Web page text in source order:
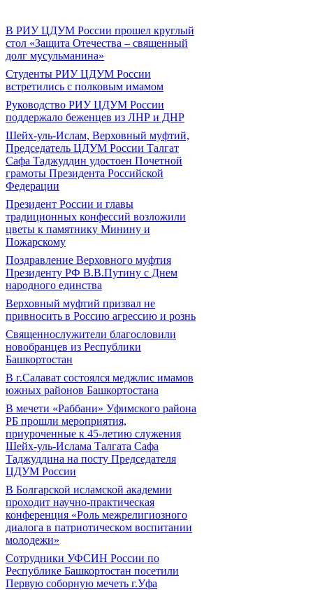
В РИУ ЦДУМ России прошел круглый
стол «Защита Отечества – священный
долг мусульманина»
Студенты РИУ ЦДУМ России
встретились с полковым имамом
Руководство РИУ ЦДУМ России
поддержало беженцев из ЛНР и ДНР
Шейх-уль-Ислам, Верховный муфтий,
Председатель ЦДУМ России Талгат
Сафа Таджуддин удостоен Почетной
грамоты Президента Российской
Федерации
Президент России и главы
традиционных конфессий возложили
цветы к памятнику Минину и
Пожарскому
Поздравление Верховного муфтия
Президенту РФ В.В.Путину с Днем
народного единства
Верховный муфтий призвал не
привносить в Россию агрессию и рознь
Священнослужители благословили
новобранцев из Республики
Башкортостан
В г.Салават состоялся меджлис имамов
южных районов Башкортостана
В мечети «Раббани» Уфимского района
РБ прошли мероприятия,
приуроченные к 45-летию служения
Шейх-уль-Ислама Талгата Сафа
Таджуддина на посту Председателя
ЦДУМ России
В Болгарской исламской академии
проходит научно-практическая
конференция «Роль межрелигиозного
диалога в патриотическом воспитании
молодежи»
Сотрудники УФСИН России по
Республике Башкортостан посетили
Первую соборную мечеть г.Уфа